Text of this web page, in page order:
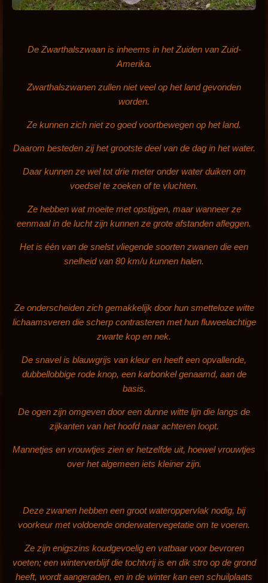
De Zwarthalszwaan is inheems in het Zuiden van Zuid-
Amerika.
Zwarthalszwanen zullen niet veel op het land gevonden
worden.
Ze kunnen zich niet zo goed voortbewegen op het land.
Daarom besteden zij het grootste deel van de dag in het water.
Daar kunnen ze wel tot drie meter onder water duiken om
voedsel te zoeken of te vluchten.
Ze hebben wat moeite met opstijgen, maar wanneer ze
eenmaal in de lucht zijn kunnen ze grote afstanden afleggen.
Het is één van de snelst vliegende soorten zwanen die een
snelheid van 80 km/u kunnen halen.
Ze onderscheiden zich gemakkelijk door hun smetteloze witte
lichaamsveren die scherp contrasteren met hun fluweelachtige
zwarte kop en nek.
De snavel is blauwgrijs van kleur en heeft een opvallende,
dubbellobbige rode knop, een karbonkel genaamd, aan de
basis.
De ogen zijn omgeven door een dunne witte lijn die langs de
zijkanten van het hoofd naar achteren loopt.
Mannetjes en vrouwtjes zien er hetzelfde uit, hoewel vrouwtjes
over het algemeen iets kleiner zijn.
Deze zwanen hebben een groot wateroppervlak nodig, bij
voorkeur met voldoende onderwatervegetatie om te voeren.
Ze zijn enigszins koudgevoelig en vatbaar voor bevroren
voeten; een winterverblijf die tochtvrij is en dik stro op de grond
heeft, wordt aangeraden, en in de winter kan een schuilplaats